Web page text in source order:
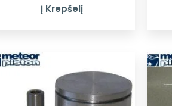
Į Krepšelį